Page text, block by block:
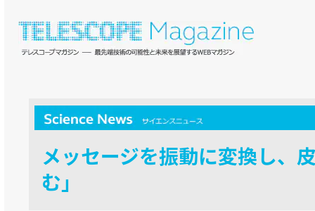
メッセージを振動に変換し、
む」